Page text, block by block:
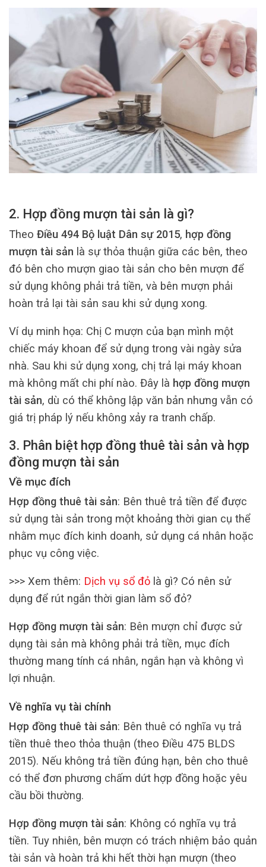
2. Hợp đồng mượn tài sản là gì?
Theo Điều 494 Bộ luật Dân sự 2015, hợp đồng
mượn tài sản là sự thỏa thuận giữa các bên, theo
đó bên cho mượn giao tài sản cho bên mượn để
sử dụng không phải trả tiền, và bên mượn phải
hoàn trả lại tài sản sau khi sử dụng xong.
Ví dụ minh họa: Chị C mượn của bạn mình một
chiếc máy khoan để sử dụng trong vài ngày sửa
nhà. Sau khi sử dụng xong, chị trả lại máy khoan
mà không mất chi phí nào. Đây là hợp đồng mượn
tài sản, dù có thể không lập văn bản nhưng vẫn có
giá trị pháp lý nếu không xảy ra tranh chấp.
3. Phân biệt hợp đồng thuê tài sản và hợp
đồng mượn tài sản
Về mục đích
Hợp đồng thuê tài sản: Bên thuê trả tiền để được
sử dụng tài sản trong một khoảng thời gian cụ thể
nhằm mục đích kinh doanh, sử dụng cá nhân hoặc
phục vụ công việc.
>>> Xem thêm: Dịch vụ sổ đỏ là gì? Có nên sử
dụng để rút ngắn thời gian làm sổ đỏ?
Hợp đồng mượn tài sản: Bên mượn chỉ được sử
dụng tài sản mà không phải trả tiền, mục đích
thường mang tính cá nhân, ngắn hạn và không vì
lợi nhuận.
Về nghĩa vụ tài chính
Hợp đồng thuê tài sản: Bên thuê có nghĩa vụ trả
tiền thuê theo thỏa thuận (theo Điều 475 BLDS
2015). Nếu không trả tiền đúng hạn, bên cho thuê
có thể đơn phương chấm dứt hợp đồng hoặc yêu
cầu bồi thường.
Hợp đồng mượn tài sản: Không có nghĩa vụ trả
tiền. Tuy nhiên, bên mượn có trách nhiệm bảo quản
tài sản và hoàn trả khi hết thời hạn mượn (theo